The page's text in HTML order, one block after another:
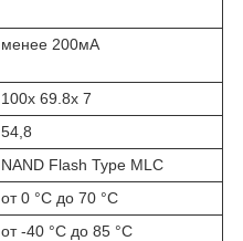
менее 200мА
100x 69.8x 7
54,8
NAND Flash Type MLC
от 0 °С до 70 °С
от -40 °С до 85 °С